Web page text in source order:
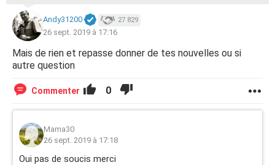
Andy31200 27 829
26 sept. 2019 à 17:16
Mais de rien et repasse donner de tes nouvelles ou si
autre question
Commenter 0
Mama30
26 sept. 2019 à 17:18
Oui pas de soucis merci